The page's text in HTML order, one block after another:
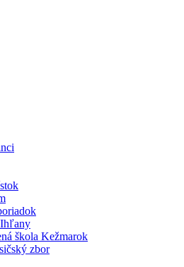
Ihľany
škola Kežmarok
zbor